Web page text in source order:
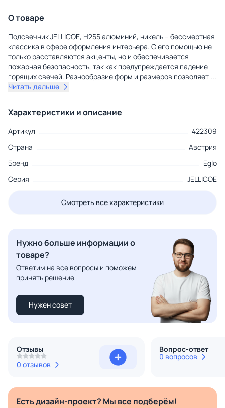
О товаре
Подсвечник JELLICOE, H255 алюминий, никель – бессмертная
классика в сфере оформления интерьера. С его помощью не
только расставляются акценты, но и обеспечивается
пожарная безопасность, так как предупреждается падение
горящих свечей. Разнообразие форм и размеров позволяет ...
Читать дальше
Характеристики и описание
Артикул
422309
Страна
Австрия
Бренд
Eglo
Серия
JELLICOE
Смотреть все характеристики
Нужно больше информации о
товаре?
Ответим на все вопросы и поможем
принять решение
Нужен совет
Отзывы
0 отзывов
Вопрос-ответ
0 вопросов
Есть дизайн-проект? Мы все подберём!